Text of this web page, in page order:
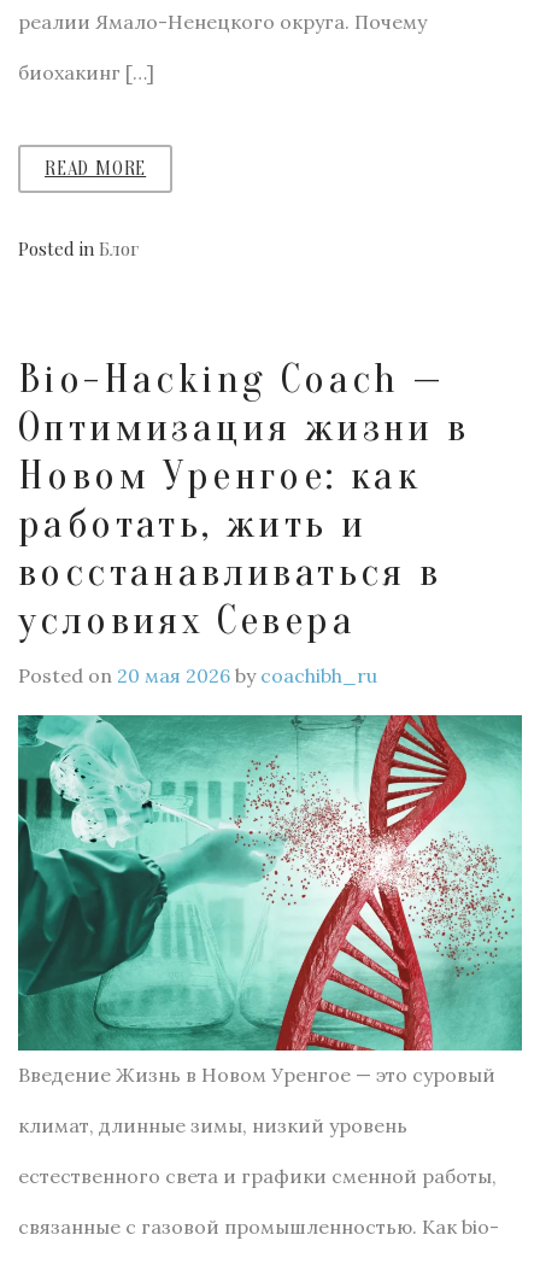
реалии Ямало-Ненецкого округа. Почему
биохакинг […]
READ MORE
Posted in Блог
Bio-Hacking Coach —
Оптимизация жизни в
Новом Уренгое: как
работать, жить и
восстанавливаться в
условиях Севера
Posted on 20 мая 2026 by coachibh_ru
Введение Жизнь в Новом Уренгое — это суровый
климат, длинные зимы, низкий уровень
естественного света и графики сменной работы,
связанные с газовой промышленностью. Как bio-